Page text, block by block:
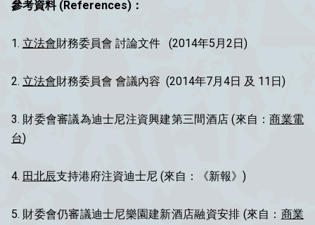
參考資料 (References)：
1. 立法會財務委員會 討論文件 (2014年5月2日)
2. 立法會財務委員會 會議內容 (2014年7月4日 及 11日)
3. 財委會審議為迪士尼注資興建第三間酒店 (來自：商業電
台)
4. 田北辰支持港府注資迪士尼 (來自：《新報》)
5. 財委會仍審議迪士尼樂園建新酒店融資安排 (來自： 商業